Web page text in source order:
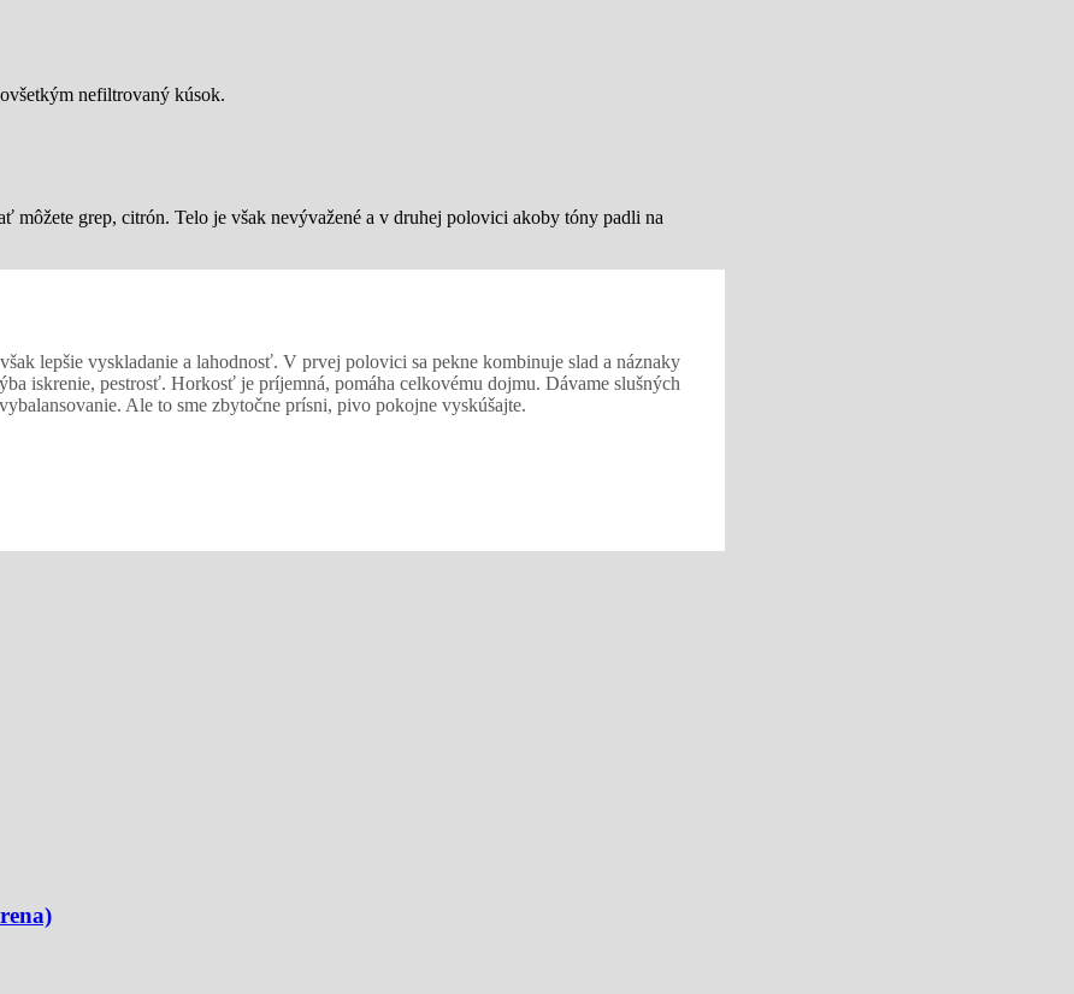
nefiltrovaný kúsok.
môžete grep, citrón. Telo je však nevývažené a v druhej polovici akoby tóny padli na
lepšie vyskladanie a lahodnosť. V prvej polovici sa pekne kombinuje slad a náznaky
iskrenie, pestrosť. Horkosť je príjemná, pomáha celkovému dojmu. Dávame slušných
Ale to sme zbytočne prísni, pivo pokojne vyskúšajte.